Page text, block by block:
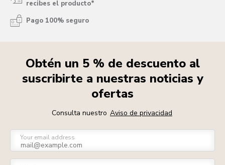
recibes el producto*
Pago 100% seguro
Obtén un 5 % de descuento al
suscribirte a nuestras noticias y
ofertas
Consulta nuestro Aviso de privacidad
Your email address